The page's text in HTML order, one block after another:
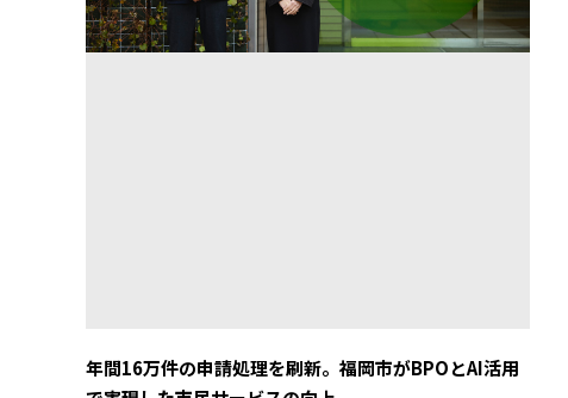
年間16万件の申請処理を刷新。福岡市がBPOとAI活用